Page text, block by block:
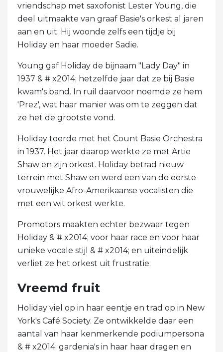
vriendschap met saxofonist Lester Young, die
deel uitmaakte van graaf Basie's orkest al jaren
aan en uit. Hij woonde zelfs een tijdje bij
Holiday en haar moeder Sadie.
Young gaf Holiday de bijnaam "Lady Day" in
1937 & # x2014; hetzelfde jaar dat ze bij Basie
kwam's band. In ruil daarvoor noemde ze hem
'Prez', wat haar manier was om te zeggen dat
ze het de grootste vond.
Holiday toerde met het Count Basie Orchestra
in 1937. Het jaar daarop werkte ze met Artie
Shaw en zijn orkest. Holiday betrad nieuw
terrein met Shaw en werd een van de eerste
vrouwelijke Afro-Amerikaanse vocalisten die
met een wit orkest werkte.
Promotors maakten echter bezwaar tegen
Holiday & # x2014; voor haar race en voor haar
unieke vocale stijl & # x2014; en uiteindelijk
verliet ze het orkest uit frustratie.
Vreemd fruit
Holiday viel op in haar eentje en trad op in New
York's Café Society. Ze ontwikkelde daar een
aantal van haar kenmerkende podiumpersona
& # x2014; gardenia's in haar haar dragen en